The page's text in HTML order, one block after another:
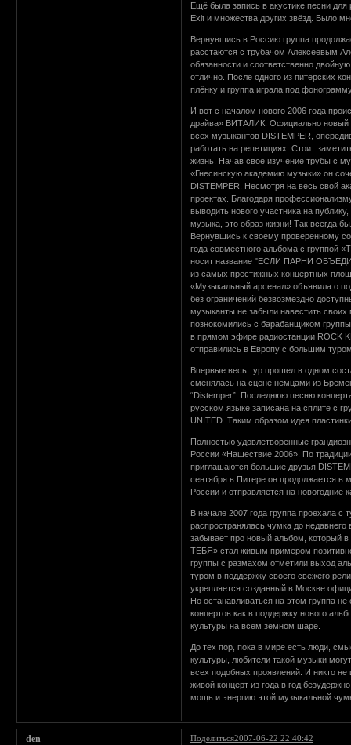
Ещё была запись в акустике песни
Exit и множества других звёзд. Было
Вернувшись в Россию группа
расстаются с трубачом Алексеевым
обязанности и соответственно
отлично. После одного из питерских
плёнку и группа играла под
И вот с началом нового 2006 года
драйва» ВИТАЛИК. Официально новый
всех музыкантов DISTEMPER,
работать на репетициях. Стоит
жизнь. Начав своё изучение трубы с
«Гнесинскую академию музыки» он
DISTEMPER. Несмотря на весь свой
проектах. Благодаря
выводить нового участника на
музыка, это образ жизни! Так всегда
Вернувшись к своему проверенному
года совместного альбома с группой
носит название "ЕСЛИ ПАРНИ
из самых престижных концертных
«Музыкальный арсенал» объявила о
без ограничений безвозмездно
музыканты не забыли навестить своих
познокомились с барабанщиком
в прямом эфире радиостанции ROCK
отправились в Европу с большим
Впервые весь тур прошел в одном
сменялась на сцене немцами из
“Distemper”. Последнюю песню
русском языке записана на сплите с
UNITED. Таким образом идея
Полностью удовлетворенные
России «Нашествие 2006». По
приглашаются большие друзья
сентября в Питере он продолжается в
России и отправляется на новогодние
В начале 2007 года группа проехала
распространялась чумка до
забывает про новый альбом, который
ТЕБЯ» стал живым примером
группы с размахом отметили выход
туром в поддержку своего свежего
укрепляется созданный в Москве
Но останавливаться на этом группа
концертов как в поддержку нового
культуры на всём земном шаре.
До тех пор, пока в мире есть люди,
культуры, любители такой музыки
всех подобных проявлений. И никто не
живой концерт из года в год
мощь и энергию этой музыкальной
Поделиться2007-06-22 22:40:42
den